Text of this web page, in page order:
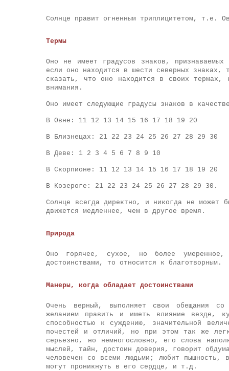
Солнце правит огненным триплицитетом, т.е.
Термы
Оно не имеет градусов знаков,
если оно находится в шести северных
сказать, что оно находится в своих
внимания.
Оно имеет следующие градусы знаков в
В Овне: 11 12 13 14 15 16 17 18 19 20
В Близнецах: 21 22 23 24 25 26 27 28 29 30
В Деве: 1 2 3 4 5 6 7 8 9 10
В Скорпионе: 11 12 13 14 15 16 17 18 19 20
В Козероге: 21 22 23 24 25 26 27 28 29 30.
Солнце всегда директно, и никогда не может
движется медленнее, чем в другое время.
Природа
Оно горячее, сухое, но более
достоинствами, то относится к благотворным.
Манеры, когда обладает достоинствами
Очень верный, выполняет свои обещания со
желанием править и иметь влияние везде,
способностью к суждению, значительной
почестей и отличий, но при этом так же
серьезно, но немногословно, его слова
мыслей, тайн, достоин доверия, говорит
человечен со всеми людьми; любит пышность,
могут проникнуть в его сердце, и т.д.